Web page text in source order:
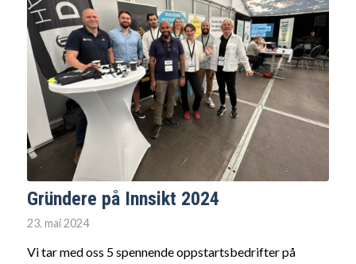
Gründere på Innsikt 2024
23. mai 2024
Vi tar med oss 5 spennende oppstartsbedrifter på